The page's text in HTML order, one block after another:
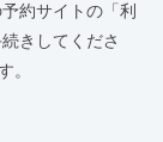
約サイトの「利
きしてくださ
。